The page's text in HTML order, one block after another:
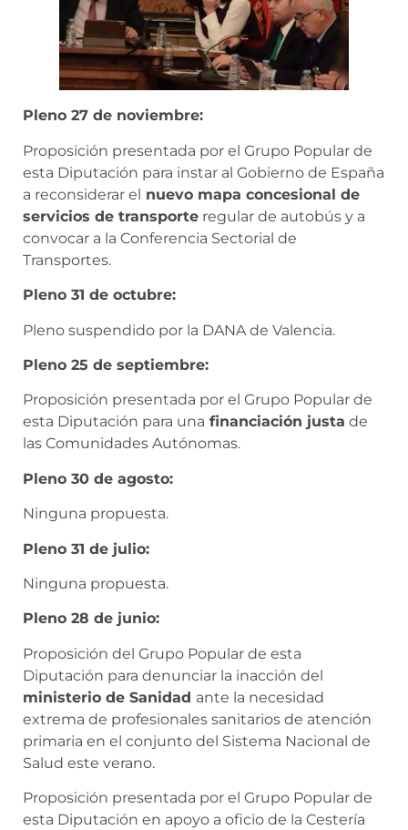
Pleno 27 de noviembre:
Proposición presentada por el Grupo Popular de
esta Diputación para instar al Gobierno de España
a reconsiderar el nuevo mapa concesional de
servicios de transporte regular de autobús y a
convocar a la Conferencia Sectorial de
Transportes.
Pleno 31 de octubre:
Pleno suspendido por la DANA de Valencia.
Pleno 25 de septiembre:
Proposición presentada por el Grupo Popular de
esta Diputación para una financiación justa de
las Comunidades Autónomas.
Pleno 30 de agosto:
Ninguna propuesta.
Pleno 31 de julio:
Ninguna propuesta.
Pleno 28 de junio:
Proposición del Grupo Popular de esta
Diputación para denunciar la inacción del
ministerio de Sanidad ante la necesidad
extrema de profesionales sanitarios de atención
primaria en el conjunto del Sistema Nacional de
Salud este verano.
Proposición presentada por el Grupo Popular de
esta Diputación en apoyo a oficio de la Cestería